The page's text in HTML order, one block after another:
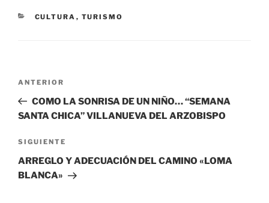
CATEGORÍAS
CULTURA , TURISMO
entradas
Entrada
anterior:
ANTERIOR
COMO LA SONRISA DE UN NIÑO… “SEMANA
SANTA CHICA” VILLANUEVA DEL ARZOBISPO
Siguiente
entrada
SIGUIENTE
ARREGLO Y ADECUACIÓN DEL CAMINO «LOMA
BLANCA»